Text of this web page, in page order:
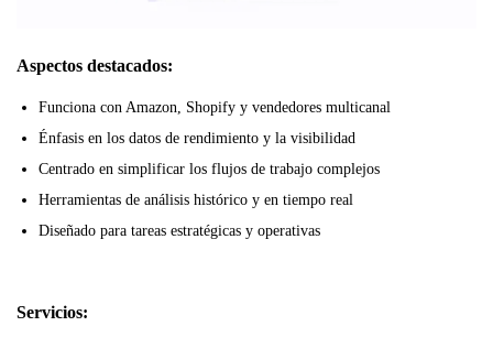
Aspectos destacados:
Funciona con Amazon, Shopify y vendedores multicanal
Énfasis en los datos de rendimiento y la visibilidad
Centrado en simplificar los flujos de trabajo complejos
Herramientas de análisis histórico y en tiempo real
Diseñado para tareas estratégicas y operativas
Servicios: